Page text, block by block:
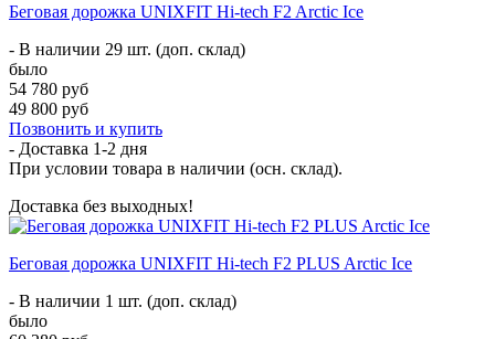
Беговая дорожка UNIXFIT Hi-tech F2 Arctic Ice
- В наличии 29 шт. (доп. склад)
было
54 780 руб
49 800 руб
Позвонить и купить
- Доставка 1-2 дня
При условии товара в наличии (осн. склад).
Доставка без выходных!
Беговая дорожка UNIXFIT Hi-tech F2 PLUS Arctic Ice
- В наличии 1 шт. (доп. склад)
было